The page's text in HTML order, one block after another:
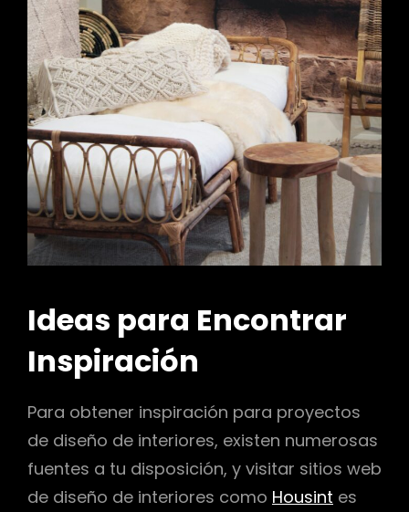
Ideas para Encontrar
Inspiración
Para obtener inspiración para proyectos
de diseño de interiores, existen numerosas
fuentes a tu disposición, y visitar sitios web
de diseño de interiores como Housint es